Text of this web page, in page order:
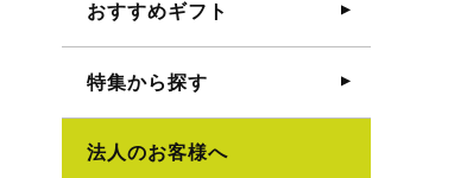
おすすめギフト
特集から探す
法人のお客様へ